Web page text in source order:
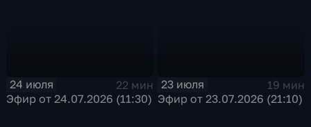
24 июля
22 мин
Эфир от 24.07.2026 (11:30)
23 июля
19 мин
Эфир от 23.07.2026 (21:10)